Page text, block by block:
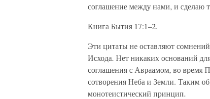
соглашение между нами, и сделаю
Книга Бытия 17:1–2.
Эти цитаты не оставляют
Исхода. Нет никаких оснований
соглашения с Авраамом, во время
сотворения Неба и Земли. Таким
монотеистический принцип.